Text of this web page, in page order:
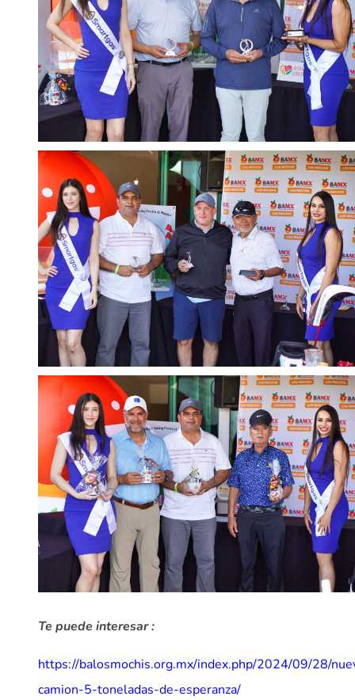
Te puede interesar :
https://balosmochis.org.mx/index.php/2024/09/28/
camion-5-toneladas-de-esperanza/